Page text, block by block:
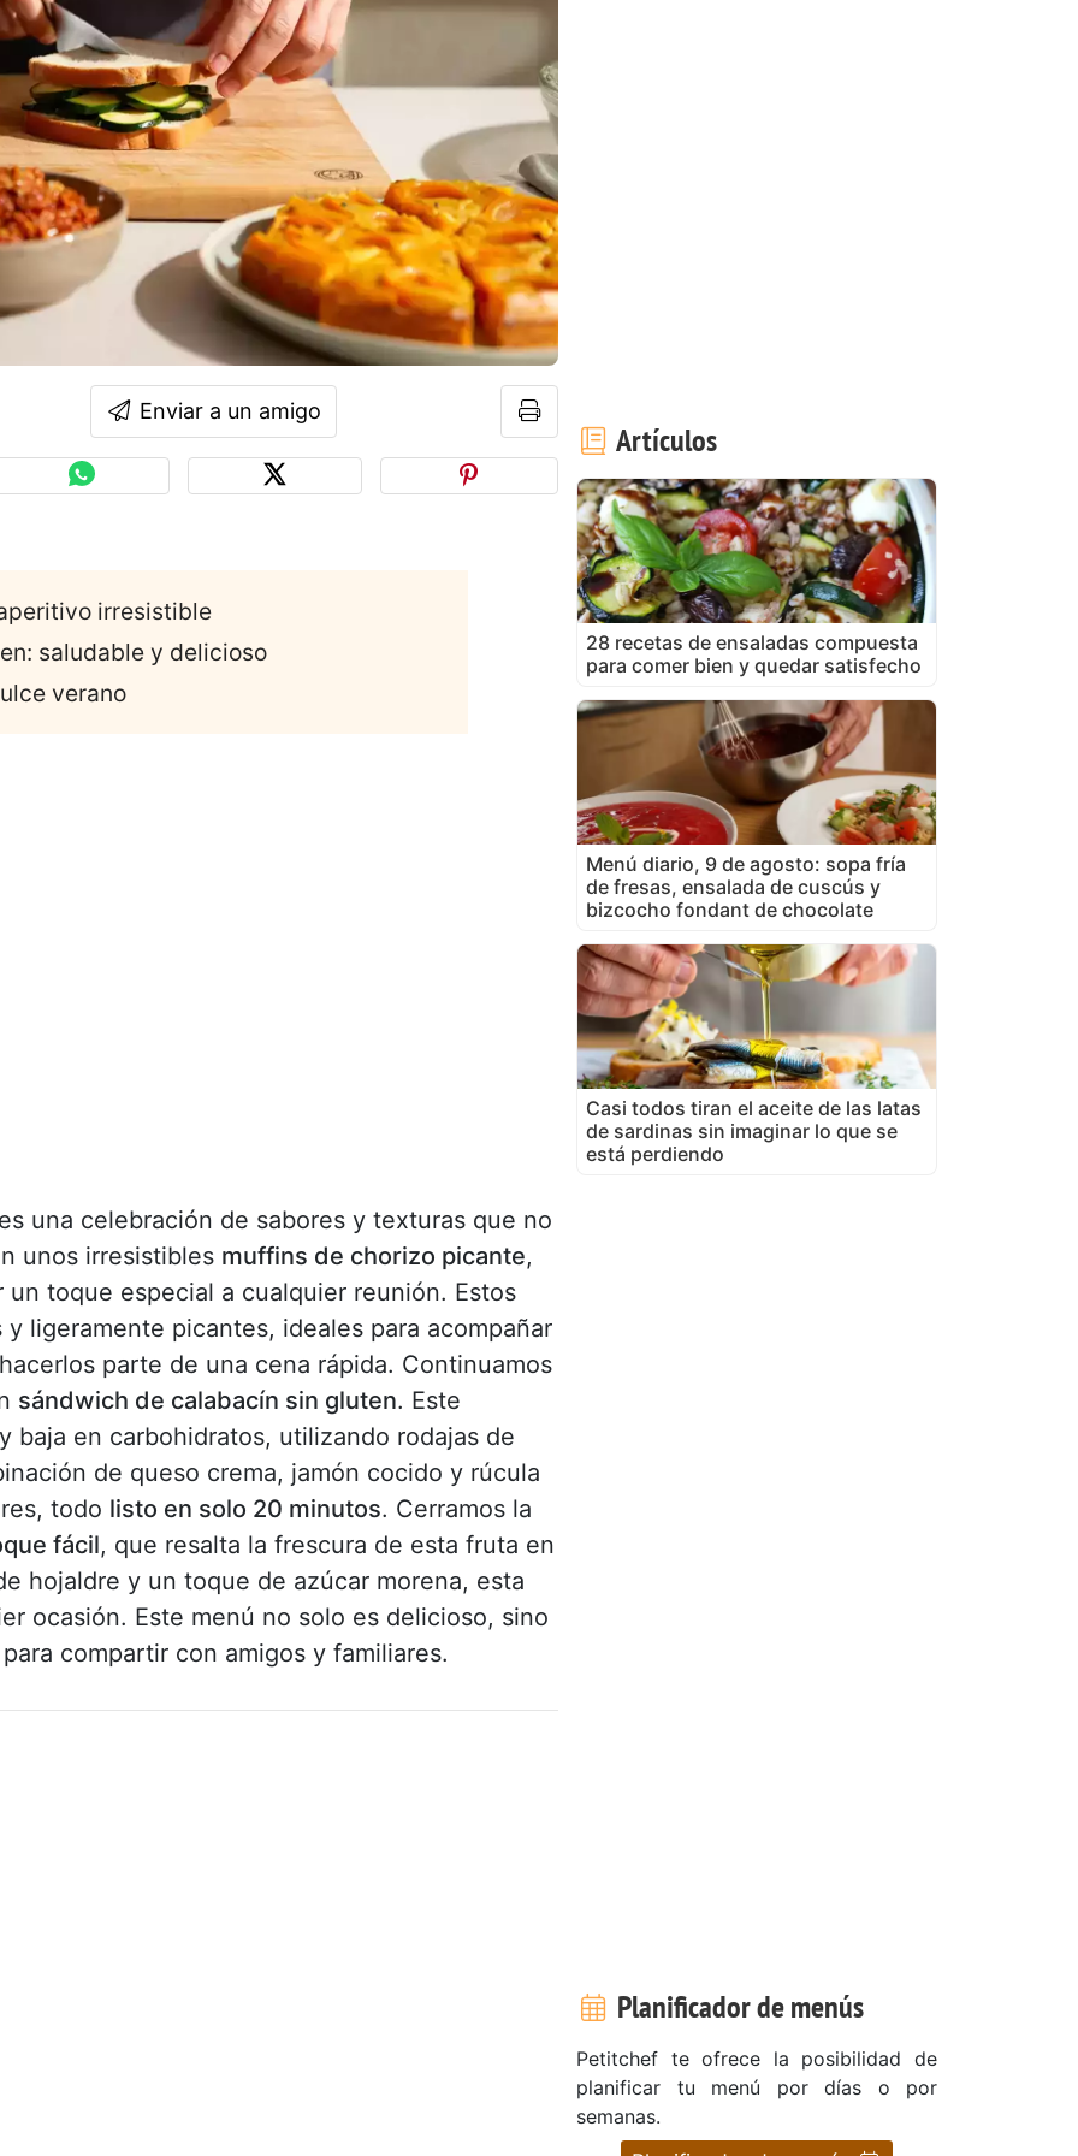
Enviar a un amigo
irresistible
saludable y delicioso
verano
una celebración de sabores y texturas que no
unos irresistibles muffins de chorizo picante,
toque especial a cualquier reunión. Estos
ligeramente picantes, ideales para acompañar
parte de una cena rápida. Continuamos
sándwich de calabacín sin gluten. Este
baja en carbohidratos, utilizando rodajas de
de queso crema, jamón cocido y rúcula
todo listo en solo 20 minutos. Cerramos la
fácil, que resalta la frescura de esta fruta en
hojaldre y un toque de azúcar morena, esta
ocasión. Este menú no solo es delicioso, sino
compartir con amigos y familiares.
Artículos
28 recetas de ensaladas compuesta
para comer bien y quedar satisfecho
Menú diario, 9 de agosto: sopa fría
de fresas, ensalada de cuscús y
bizcocho fondant de chocolate
Casi todos tiran el aceite de las latas
de sardinas sin imaginar lo que se
está perdiendo
Planificador de menús
Petitchef te ofrece la posibilidad de
planificar tu menú por días o por
semanas.